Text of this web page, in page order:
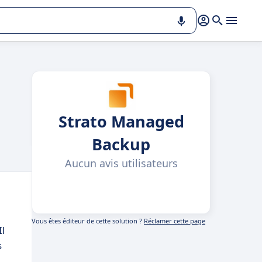
Strato Managed
Backup
Aucun avis utilisateurs
Vous êtes éditeur de cette solution ? Réclamer cette page